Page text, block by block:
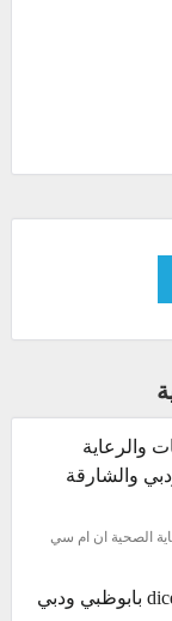
والرعاية
والشارقة
الصحية ان ام سي
فرص توظيف في شركة dicetek بابوظبي ودبي